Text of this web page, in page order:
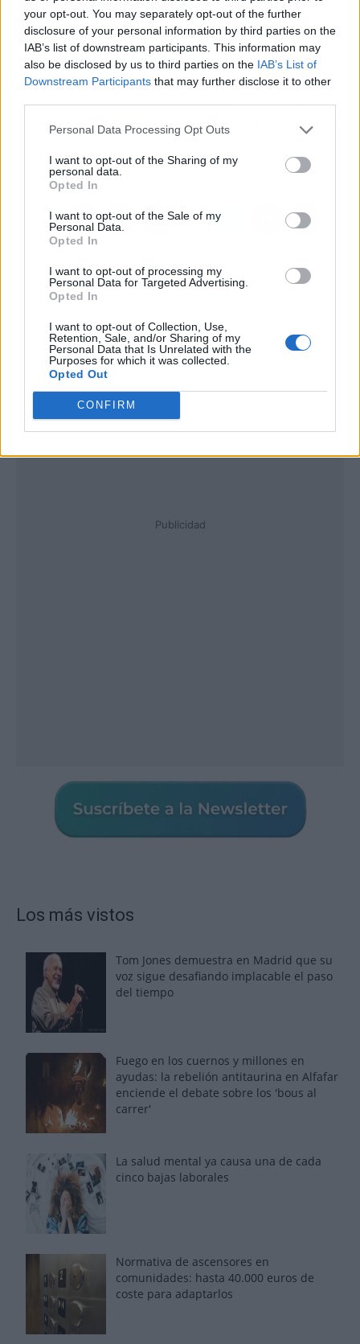
your opt-out. You may separately opt-out of the further
disclosure of your personal information by third parties on the
IAB’s list of downstream participants. This information may
also be disclosed by us to third parties on the IAB’s List of
Downstream Participants that may further disclose it to other
Personal Data Processing Opt Outs
I want to opt-out of the Sharing of my
personal data.
Opted In
I want to opt-out of the Sale of my
Personal Data.
Opted In
I want to opt-out of processing my
Personal Data for Targeted Advertising.
Opted In
I want to opt-out of Collection, Use,
Retention, Sale, and/or Sharing of my
Personal Data that Is Unrelated with the
Purposes for which it was collected.
Opted Out
CONFIRM
Artículo anterior
Para los aficionados a
cantar, el estudio de
grabación KMC ofrece
servicios de tratamiento
Artículo siguiente
Un abogado del
despacho González &
San Millán Abogados ha
conseguido la
deuda de 15.820 euros
para uno de sus clientes,
Segunda Oportunidad
Publicidad
Los más vistos
Tom Jones demuestra en Madrid que su
voz sigue desafiando implacable el paso
del tiempo
Fuego en los cuernos y millones en
ayudas: la rebelión antitaurina en Alfafar
enciende el debate sobre los 'bous al
carrer'
La salud mental ya causa una de cada
cinco bajas laborales
Normativa de ascensores en
comunidades: hasta 40.000 euros de
coste para adaptarlos